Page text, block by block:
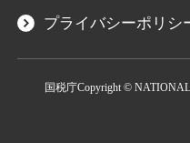
プライバシーポリシ
国税庁Copyright © NATIONAL